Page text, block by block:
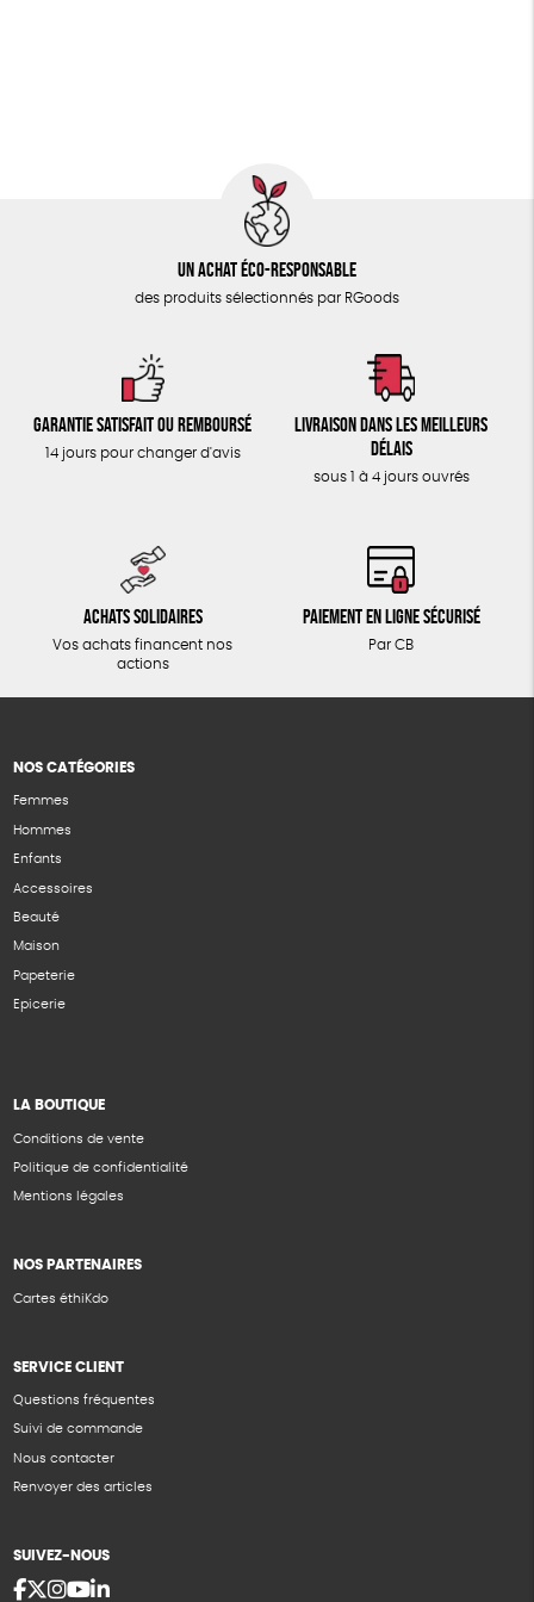
Un achat éco-responsable
des produits sélectionnés par RGoods
Garantie satisfait ou remboursé
14 jours pour changer d'avis
Livraison dans les meilleurs
délais
sous 1 à 4 jours ouvrés
Achats solidaires
Vos achats financent nos
actions
Paiement en ligne sécurisé
Par CB
NOS CATÉGORIES
Femmes
Hommes
Enfants
Accessoires
Beauté
Maison
Papeterie
Epicerie
LA BOUTIQUE
Conditions de vente
Politique de confidentialité
Mentions légales
NOS PARTENAIRES
Cartes éthiKdo
SERVICE CLIENT
Questions fréquentes
Suivi de commande
Nous contacter
Renvoyer des articles
SUIVEZ-NOUS